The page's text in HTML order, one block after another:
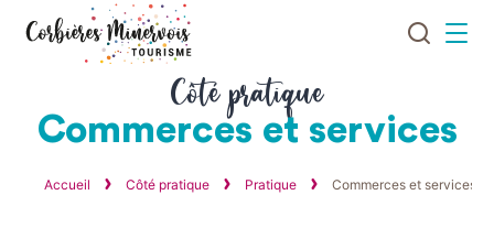
Tourisme
JeMenu
Côté pratique
Commerces et services
Accueil Côté pratique Pratique Commerces et services